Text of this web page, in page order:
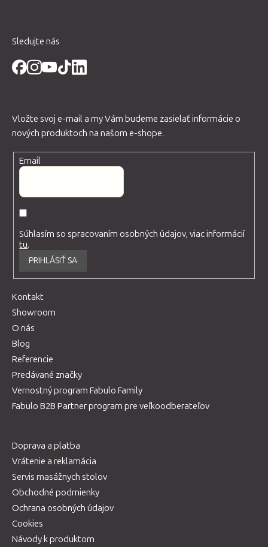
Sledujte nás
Vložte svoj e-mail a my Vám budeme zasielať informácie o
nových produktoch na našom e-shope.
Email
Súhlasím so spracovaním osobných údajov, viac informácií
tu.
PRIHLÁSIŤ SA
Kontakt
Showroom
O nás
Blog
Referencie
Predávané značky
Vernostný program Fabulo Family
Fabulo B2B Partner program pre veľkoodberateľov
Doprava a platba
Vrátenie a reklamácia
Servis masážnych stolov
Obchodné podmienky
Ochrana osobných údajov
Cookies
Návody k produktom